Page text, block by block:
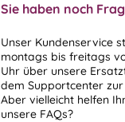
Sie haben noch
Unser Kundenservice
montags bis freitags
Uhr über unsere
dem Supportcenter
Aber vielleicht helfen
unsere FAQs?